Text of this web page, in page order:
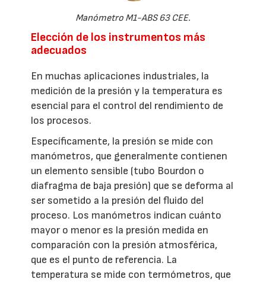
Manómetro M1-ABS 63 CEE.
Elección de los instrumentos más
adecuados
En muchas aplicaciones industriales, la
medición de la presión y la temperatura es
esencial para el control del rendimiento de
los procesos.
Específicamente, la presión se mide con
manómetros, que generalmente contienen
un elemento sensible (tubo Bourdon o
diafragma de baja presión) que se deforma al
ser sometido a la presión del fluido del
proceso. Los manómetros indican cuánto
mayor o menor es la presión medida en
comparación con la presión atmosférica,
que es el punto de referencia. La
temperatura se mide con termómetros, que